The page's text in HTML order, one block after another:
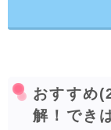
おすすめ
解！でき